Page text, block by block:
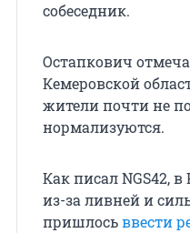
собеседник.
Остапкович
Кемеровской
жители почти не
нормализуются.
Как писал NGS42,
из-за ливней и
пришлосьввести